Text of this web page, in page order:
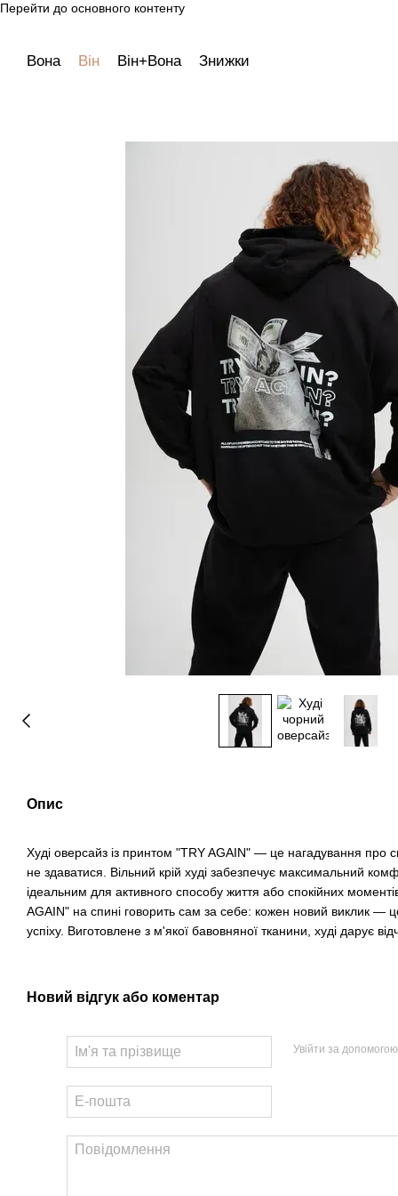
Перейти до основного контенту
Вона Він Він+Вона Знижки
Опис
Худі оверсайз із принтом "TRY AGAIN" — це нагадування про
не здаватися. Вільний крій худі забезпечує максимальний
ідеальним для активного способу життя або спокійних
AGAIN" на спині говорить сам за себе: кожен новий виклик —
успіху. Виготовлене з м'якої бавовняної тканини, худі дарує
Новий відгук або коментар
Увійти за допомогою